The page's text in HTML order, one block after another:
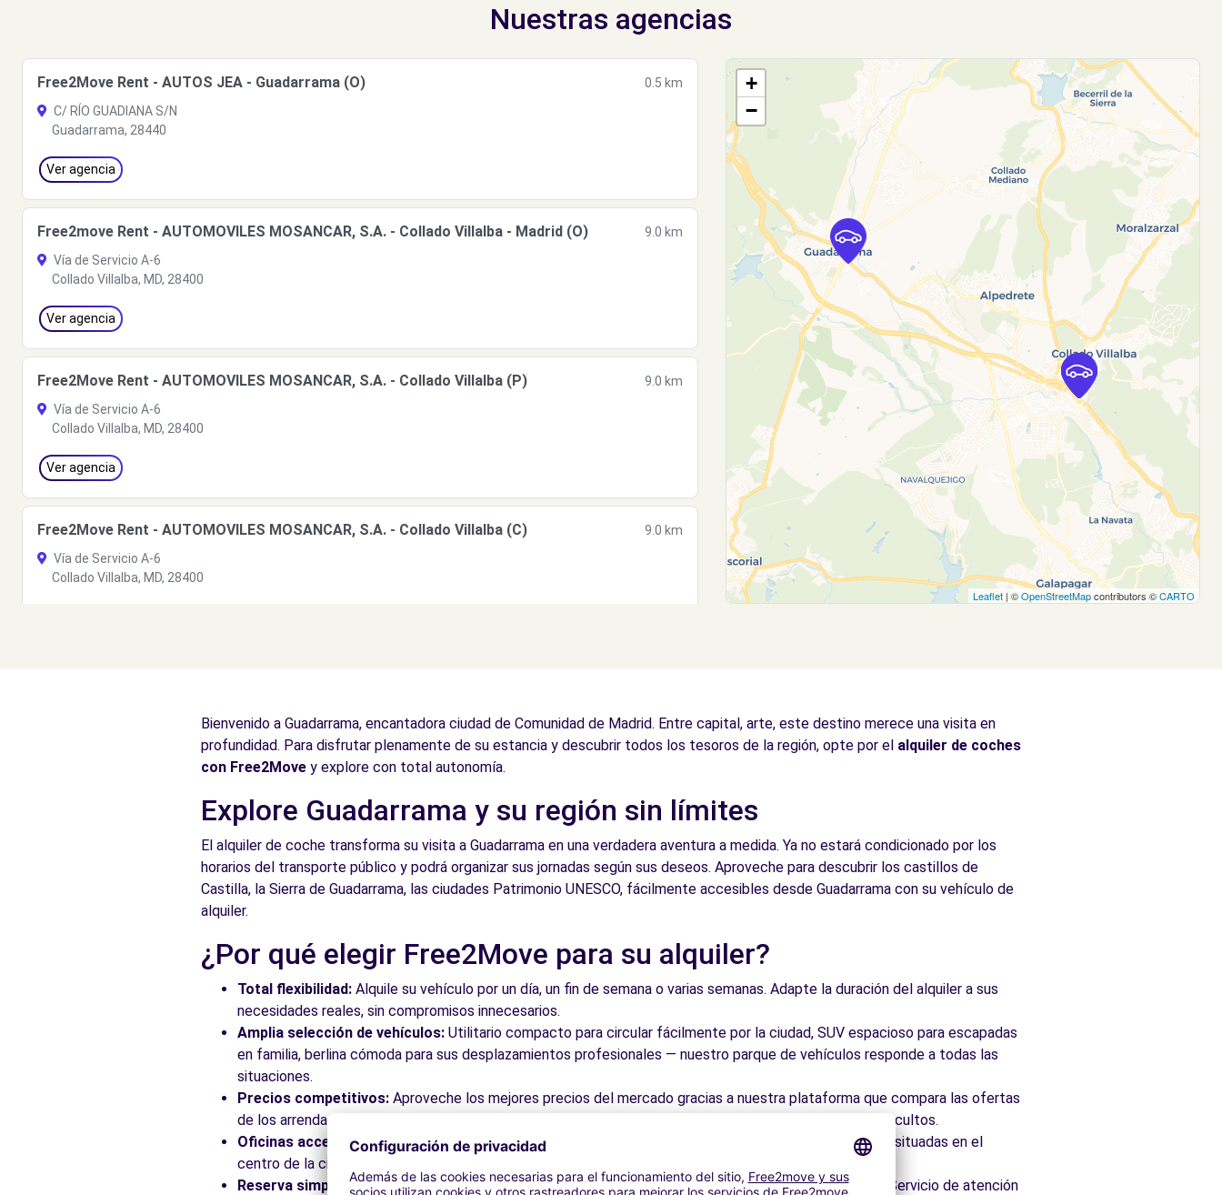
Nuestras agencias
Free2Move Rent - AUTOS JEA - Guadarrama (O)
0.5 km
C/ RÍO GUADIANA S/N
Guadarrama, 28440
Ver agencia
Free2move Rent - AUTOMOVILES MOSANCAR, S.A. - Collado Villalba - Madrid (O)
9.0 km
Vía de Servicio A-6
Collado Villalba, MD, 28400
Ver agencia
Free2Move Rent - AUTOMOVILES MOSANCAR, S.A. - Collado Villalba (P)
9.0 km
Vía de Servicio A-6
Collado Villalba, MD, 28400
Ver agencia
Free2Move Rent - AUTOMOVILES MOSANCAR, S.A. - Collado Villalba (C)
9.0 km
Vía de Servicio A-6
Collado Villalba, MD, 28400
+
−
Leaflet | ©OpenStreetMapcontributors ©CARTO
Bienvenido a Guadarrama, encantadora ciudad de Comunidad de Madrid. Entre capital, arte, este destino merece una visita en
profundidad. Para disfrutar plenamente de su estancia y descubrir todos los tesoros de la región, opte por el alquiler de coches
con Free2Move y explore con total autonomía.
Explore Guadarrama y su región sin límites
El alquiler de coche transforma su visita a Guadarrama en una verdadera aventura a medida. Ya no estará condicionado por los
horarios del transporte público y podrá organizar sus jornadas según sus deseos. Aproveche para descubrir los castillos de
Castilla, la Sierra de Guadarrama, las ciudades Patrimonio UNESCO, fácilmente accesibles desde Guadarrama con su vehículo de
alquiler.
¿Por qué elegir Free2Move para su alquiler?
Total flexibilidad: Alquile su vehículo por un día, un fin de semana o varias semanas. Adapte la duración del alquiler a sus
necesidades reales, sin compromisos innecesarios.
Amplia selección de vehículos: Utilitario compacto para circular fácilmente por la ciudad, SUV espacioso para escapadas
en familia, berlina cómoda para sus desplazamientos profesionales — nuestro parque de vehículos responde a todas las
situaciones.
Precios competitivos: Aproveche los mejores precios del mercado gracias a nuestra plataforma que compara las ofertas
de los arrendadores asociados. Reserve en línea en pocos clics con precios transparentes, sin cargos ocultos.
Oficinas accesibles:Recoja su vehículo en una de nuestras numerosas oficinas asociadas, idealmente situadas en el
centro de la ciudad, en estaciones o cerca de los aeropuertos.
Reserva simplificada:Nuestra plataforma intuitiva le permite reservar su vehículo en pocos minutos. Servicio de atención